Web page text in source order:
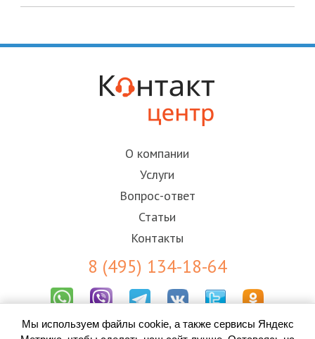
О компании
Услуги
Вопрос-ответ
Статьи
Контакты
8 (495) 134-18-64
Результаты СОУТ
Мы используем файлы cookie, а также сервисы Яндекс